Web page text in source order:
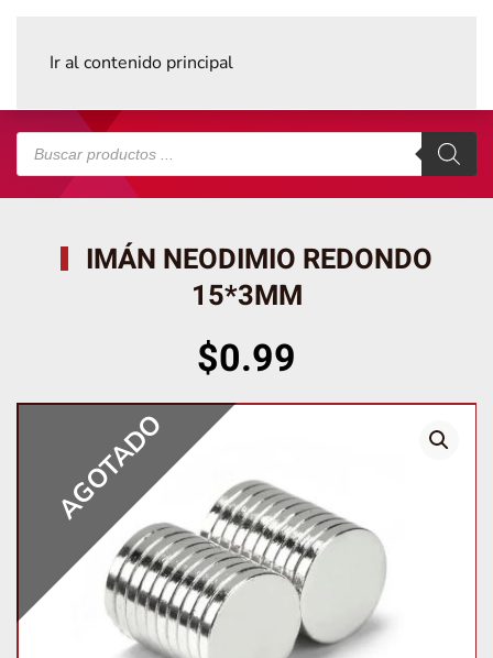
Ir al contenido principal
Búsqueda
de
productos
IMÁN NEODIMIO REDONDO
15*3MM
$0.99
AGOTADO